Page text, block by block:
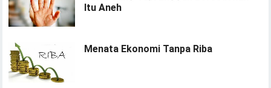
Itu Aneh
Menata Ekonomi Tanpa Riba